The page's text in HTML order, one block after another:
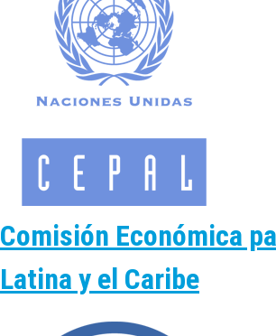
Comisión Económica
Latina y el Caribe